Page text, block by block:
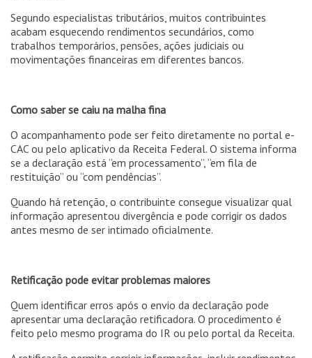
Segundo especialistas tributários, muitos contribuintes
acabam esquecendo rendimentos secundários, como
trabalhos temporários, pensões, ações judiciais ou
movimentações financeiras em diferentes bancos.
Como saber se caiu na malha fina
O acompanhamento pode ser feito diretamente no portal e-
CAC ou pelo aplicativo da Receita Federal. O sistema informa
se a declaração está “em processamento”, “em fila de
restituição” ou “com pendências”.
Quando há retenção, o contribuinte consegue visualizar qual
informação apresentou divergência e pode corrigir os dados
antes mesmo de ser intimado oficialmente.
Retificação pode evitar problemas maiores
Quem identificar erros após o envio da declaração pode
apresentar uma declaração retificadora. O procedimento é
feito pelo mesmo programa do IR ou pelo portal da Receita.